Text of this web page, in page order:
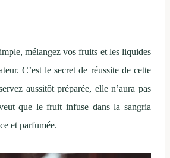
mélangez vos fruits et les liquides
C’est le secret de réussite de cette
aussitôt préparée, elle n’aura pas
que le fruit infuse dans la sangria
et parfumée.